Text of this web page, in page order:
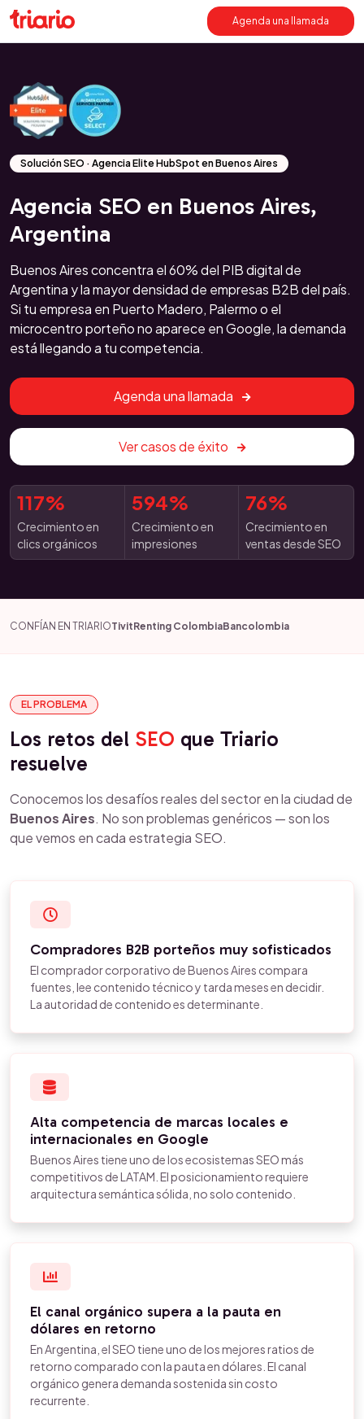
Agenda una llamada
Solución SEO · Agencia Elite HubSpot en Buenos Aires
Agencia SEO en Buenos Aires,
Argentina
Buenos Aires concentra el 60% del PIB digital de
Argentina y la mayor densidad de empresas B2B del país.
Si tu empresa en Puerto Madero, Palermo o el
microcentro porteño no aparece en Google, la demanda
está llegando a tu competencia.
Agenda una llamada
Ver casos de éxito
117%
Crecimiento en
clics orgánicos
594%
Crecimiento en
impresiones
76%
Crecimiento en
ventas desde SEO
CONFÍAN EN TRIARIOTivitRenting ColombiaBancolombia
EL PROBLEMA
Los retos del SEO que Triario
resuelve
Conocemos los desafíos reales del sector en la ciudad de
Buenos Aires. No son problemas genéricos — son los
que vemos en cada estrategia SEO.
Compradores B2B porteños muy sofisticados
El comprador corporativo de Buenos Aires compara
fuentes, lee contenido técnico y tarda meses en decidir.
La autoridad de contenido es determinante.
Alta competencia de marcas locales e
internacionales en Google
Buenos Aires tiene uno de los ecosistemas SEO más
competitivos de LATAM. El posicionamiento requiere
arquitectura semántica sólida, no solo contenido.
El canal orgánico supera a la pauta en
dólares en retorno
En Argentina, el SEO tiene uno de los mejores ratios de
retorno comparado con la pauta en dólares. El canal
orgánico genera demanda sostenida sin costo
recurrente.